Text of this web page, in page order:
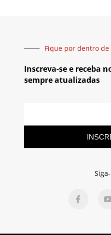
Fique por dentro de
Inscreva-se e receba
sempre atualizadas